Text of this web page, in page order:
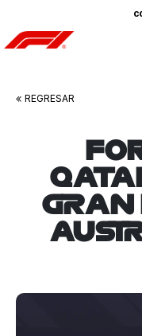
v
REGRESAR
GRAN